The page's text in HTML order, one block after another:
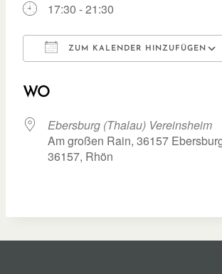
17:30 - 21:30
ZUM KALENDER HINZUFÜGEN
WO
Ebersburg (Thalau) Vereinsheim
Am großen Rain, 36157
36157, Rhön